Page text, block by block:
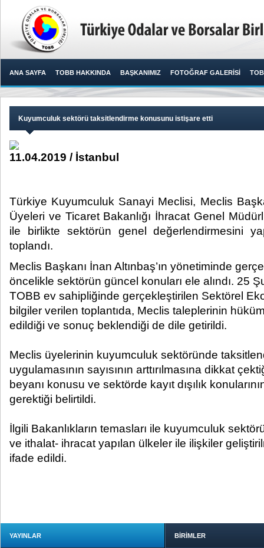
ANA SAYFA TOBB HAKKINDA BAŞKANIMIZ FOTOĞRAF GALERİSİ
Kuyumculuk sektörü taksitlendirme konusunu istişare etti
11.04.2019 / İstanbul
Türkiye Kuyumculuk Sanayi Meclisi, Meclis
Üyeleri ve Ticaret Bakanlığı İhracat Genel
ile birlikte sektörün genel değerlendirmesini
toplandı.​
Meclis Başkanı İnan Altınbaş’ın yönetiminde
öncelikle sektörün güncel konuları ele alındı. 25
TOBB ev sahipliğinde gerçekleştirilen Sektörel
bilgiler verilen toplantıda, Meclis taleplerinin
edildiği ve sonuç beklendiği de dile getirildi.
Meclis üyelerinin kuyumculuk sektöründe
uygulamasının sayısının arttırılmasına dikkat
beyanı konusu ve sektörde kayıt dışılık
gerektiği belirtildi.
İlgili Bakanlıkların temasları ile kuyumculuk
ve ithalat- ihracat yapılan ülkeler ile ilişkiler
ifade edildi.
YAYINLAR BİRİMLER